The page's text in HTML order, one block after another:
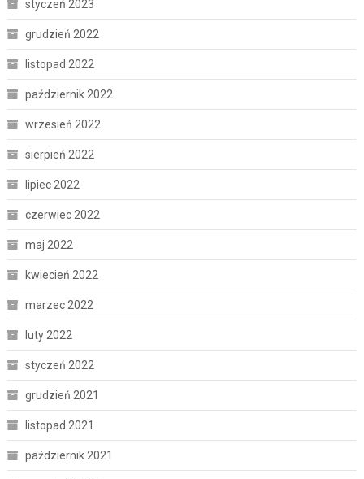
styczeń 2023
grudzień 2022
listopad 2022
październik 2022
wrzesień 2022
sierpień 2022
lipiec 2022
czerwiec 2022
maj 2022
kwiecień 2022
marzec 2022
luty 2022
styczeń 2022
grudzień 2021
listopad 2021
październik 2021